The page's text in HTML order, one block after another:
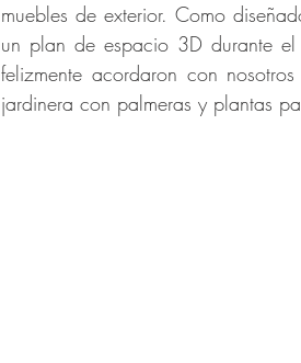
muebles de exterior. Como
un plan de espacio 3D durante
felizmente acordaron con
jardinera con palmeras y plantas